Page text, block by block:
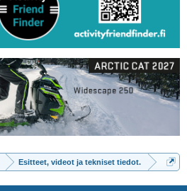
Esitteet, videot ja tekniset tiedot.